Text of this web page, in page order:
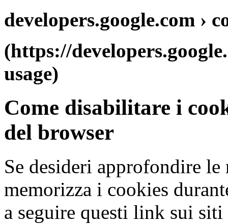
developers.google.com ›
(https://
usage)
Come disabilitare i
del browser
Se desideri approfondire
memorizza i cookies
a seguire questi link sui